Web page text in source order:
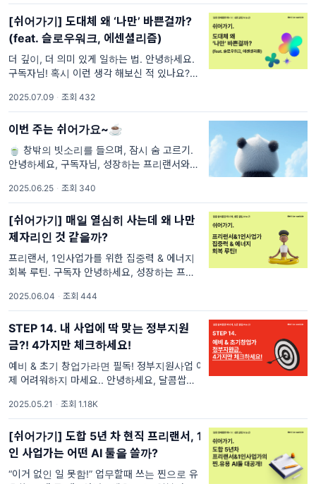
나시나요? ‘분명 새해 첫날 야심 차게
[쉬어가기] 도대체 왜 ‘나만’ 바쁜걸까?
(feat. 슬로우워크, 에센셜리즘)
더 깊이, 더 의미 있게 일하는 법. 안녕하세요.
구독자님! 혹시 이런 생각 해보신 적 있나요?
이 없고, 할 일은 자꾸만 생기고.. 유독 나만 더
바쁜 것 같은
2025.07.09 · 조회 432
이번 주는 쉬어가요~☕️
🍵 창밖의 빗소리를 들으며, 잠시 숨 고르기.
안녕하세요, 구독자님, 성장하는 프리랜서와 1
마가 창문을 두드리는 수요일, 저희도 한 템포
느슨해질 용기를 내 보기로 했습니다. 이
2025.06.25 · 조회 340
[쉬어가기] 매일 열심히 사는데 왜 나만
제자리인 것 같을까?
프리랜서, 1인사업가를 위한 집중력 & 에너지
회복 루틴. 구독자 안녕하세요, 성장하는 프리
니다. 혹시 요즘 이런 생각이 드시진 않나요?
“매일 계획도 세우고, 목표를 향해 달리고 있는
데 내
2025.06.04 · 조회 444
STEP 14. 내 사업에 딱 맞는 정부지원
금?! 4가지만 체크하세요!
예비 & 초기 창업가라면 필독! 정부지원사업 이
제 어려워하지 마세요.. 안녕하세요, 달콤쌉쌀
분들이라면 ‘정부지원금’에 대해 한 번쯤은 들
어보셨죠? 솔직히 처음 창업을 준비할 때, 정부
지원금 같은 건 '남들
2025.05.21 · 조회 1.18K
[쉬어가기] 도합 5년 차 현직 프리랜서, 1
인 사업가는 어떤 AI 툴을 쓸까?
“이거 없인 일 못함!” 업무할때 쓰는 찐으로 유